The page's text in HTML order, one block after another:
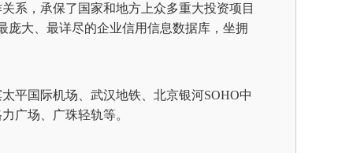
系，承保了国家和地方上众多重大投资项目
庞大、最详尽的企业信用信息数据库，坐拥
平国际机场、武汉地铁、北京银河SOHO中
广场、广珠轻轨等。